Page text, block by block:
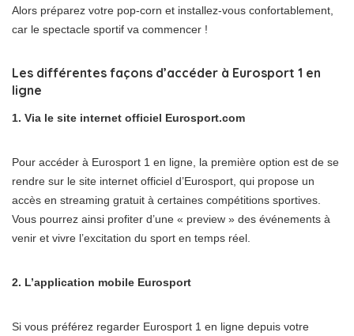
Alors préparez votre pop-corn et installez-vous confortablement,
car le spectacle sportif va commencer !
Les différentes façons d’accéder à Eurosport 1 en
ligne
1. Via le site internet officiel Eurosport.com
Pour accéder à Eurosport 1 en ligne, la première option est de se
rendre sur le site internet officiel d’Eurosport, qui propose un
accès en streaming gratuit à certaines compétitions sportives.
Vous pourrez ainsi profiter d’une « preview » des événements à
venir et vivre l’excitation du sport en temps réel.
2. L’application mobile Eurosport
Si vous préférez regarder Eurosport 1 en ligne depuis votre